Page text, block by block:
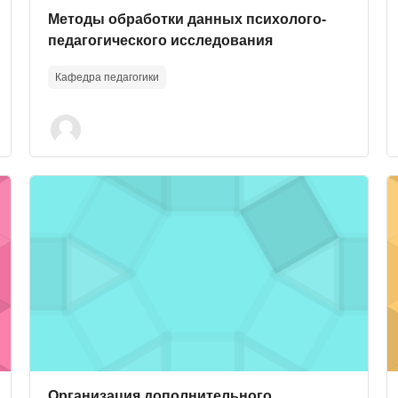
Course image
Course name
Методы обработки данных психолого-
педагогического исследования
Кафедра педагогики
Course image" Организация дополнительного
Course image
Course name